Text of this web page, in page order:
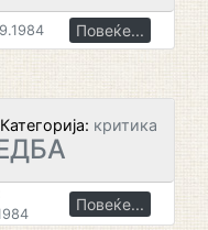
Повеќе...
Категорија: критика
Повеќе...